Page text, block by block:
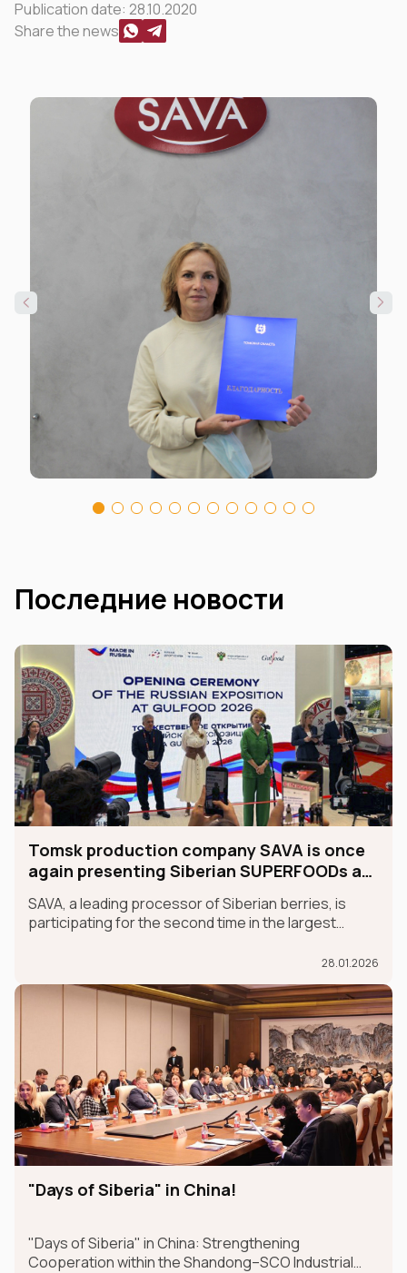
Publication date: 28.10.2020
Share the news
Последние новости
Tomsk production company SAVA is once
again presenting Siberian SUPERFOODs at
SAVA, a leading processor of Siberian berries, is
participating for the second time in the largest
the MADE IN RUSSIA exhibit, which is taking place in
Dubai from January 26-30.
28.01.2026
"Days of Siberia" in China!
"Days of Siberia" in China: Strengthening
Cooperation within the Shandong–SCO Industrial